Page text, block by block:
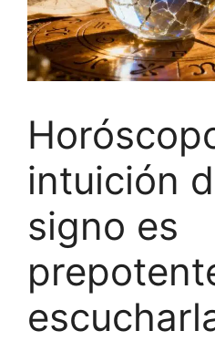
intuición
signo es